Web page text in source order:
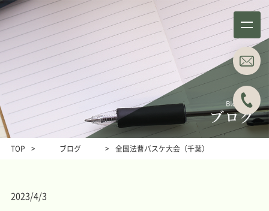
事務所概要
About
業務分野
Business field
TOP > ブログ > 全国法曹バスケ大会（千葉）
2023/4/3